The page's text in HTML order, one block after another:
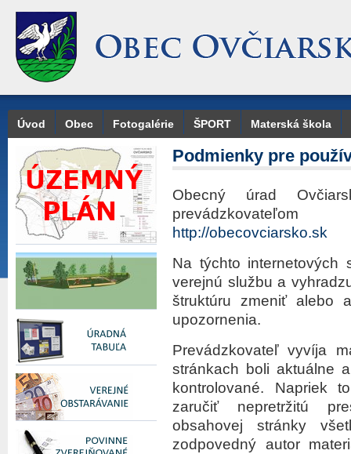
Úvod Obec Fotogalérie ŠPORT Materská škola
Podmienky pre
Obecný úrad
http://obecovciarsko.sk
Na týchto internetových
verejnú službu a
štruktúru zmeniť alebo
upozornenia.
Prevádzkovateľ vyvíja
stránkach boli aktuálne
kontrolované. Napriek
zaručiť nepretržitú
obsahovej stránky
zodpovedný autor